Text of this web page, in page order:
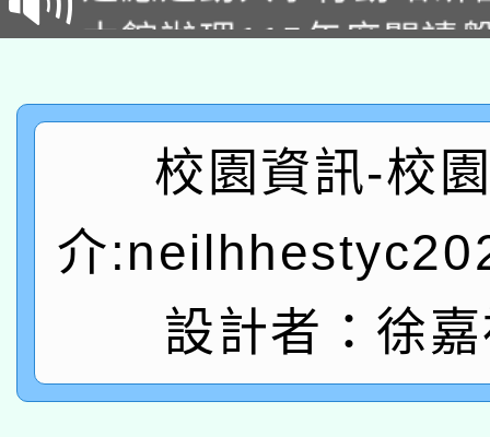
招)
本館辦理115年度閱讀
礎課程
A3數位素養講師名單
「數位內容與教學軟
pilot」
有關大陸委員會函釋公
薪期間赴陸應申請許可
轉知經濟部水利署委託
業技術研究院辦理「
115年8月22日(星期六
桃園市孔廟祈福系列
2026年桃園地景藝術
校園資訊-校
介
設計者：徐